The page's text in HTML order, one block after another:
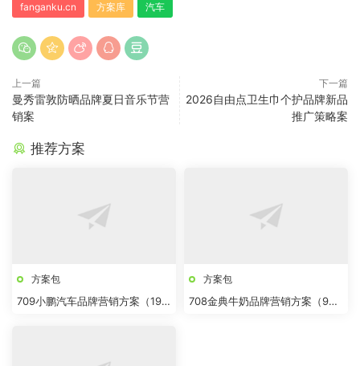
fanganku.cn 方案库 汽车
上一篇
曼秀雷敦防晒品牌夏日音乐节营
销案
下一篇
2026自由点卫生巾个护品牌新品
推广策略案
推荐方案
方案包
709小鹏汽车品牌营销方案（19
方案包
708金典牛奶品牌营销方案（9